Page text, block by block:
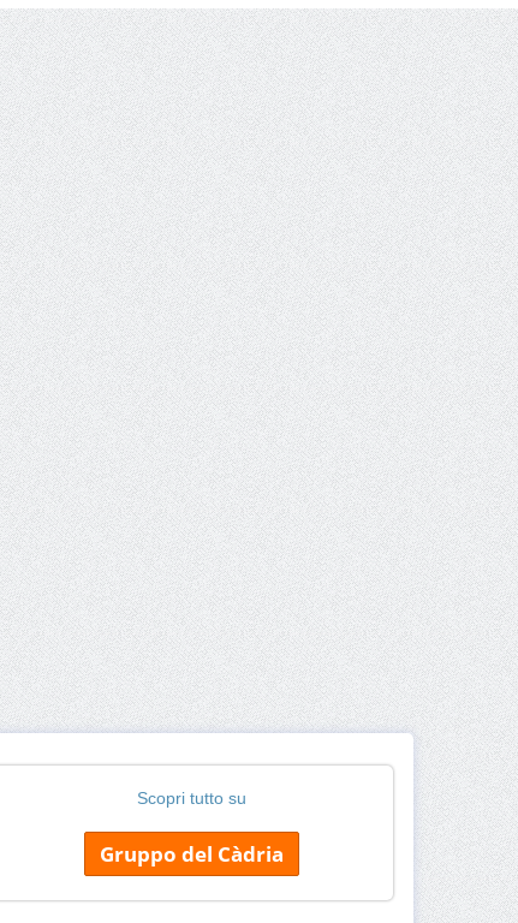
Scopri tutto su
Gruppo del Càdria